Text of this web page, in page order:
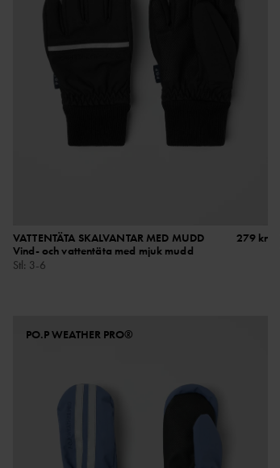
VATTENTÄTA SKALVANTAR MED MUDD
Vind- och vattentäta med mjuk mudd
Stl: 3-6
279 kr
PO.P WEATHER PRO®